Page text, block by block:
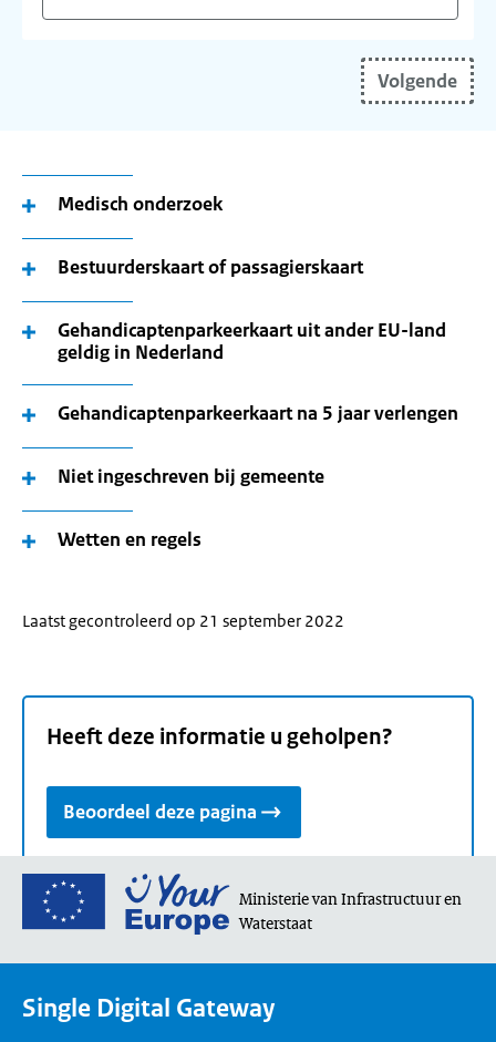
en
gebruik
pijltoetsen
woonplaats
Volgende
Medisch onderzoek
Bestuurderskaart of passagierskaart
Gehandicaptenparkeerkaart uit ander EU-land
geldig in Nederland
Gehandicaptenparkeerkaart na 5 jaar verlengen
Niet ingeschreven bij gemeente
Wetten en regels
Laatst gecontroleerd op 21 september 2022
Heeft deze informatie u geholpen?
Beoordeel deze pagina
Ga
naar
homepage
Your
Ministerie van Infrastructuur en
Waterstaat
Single Digital Gateway